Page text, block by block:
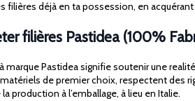
filières déjà en ta possession, en
filières Pastidea (100%
marque Pastidea signifie soutenir une
de premier choix, respectent des
production à l’emballage, à lieu en Italie.